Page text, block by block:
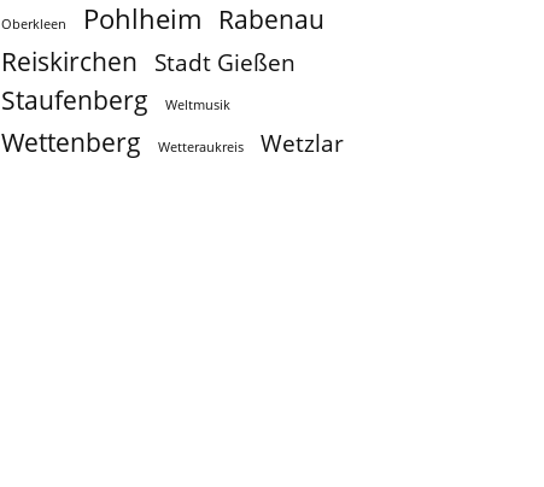
Oberkleen Pohlheim Rabenau
Reiskirchen Stadt Gießen
Staufenberg Weltmusik
Wettenberg Wetteraukreis Wetzlar